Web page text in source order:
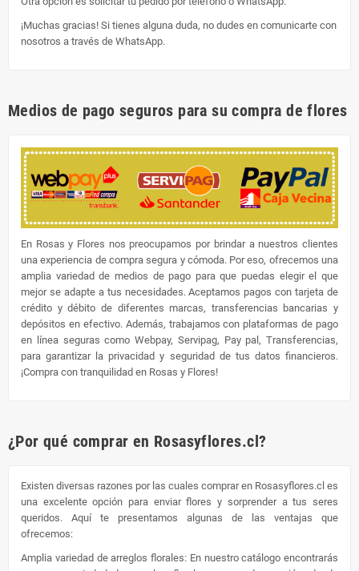
¡Muchas gracias! Si tienes alguna duda, no dudes en comunicarte con
nosotros a través de WhatsApp.
Medios de pago seguros para su compra de flores
En Rosas y Flores nos preocupamos por brindar a nuestros clientes
una experiencia de compra segura y cómoda. Por eso, ofrecemos una
amplia variedad de medios de pago para que puedas elegir el que
mejor se adapte a tus necesidades. Aceptamos pagos con tarjeta de
crédito y débito de diferentes marcas, transferencias bancarias y
depósitos en efectivo. Además, trabajamos con plataformas de pago
en línea seguras como Webpay, Servipag, Pay pal, Transferencias,
para garantizar la privacidad y seguridad de tus datos financieros.
¡Compra con tranquilidad en Rosas y Flores!
¿Por qué comprar en Rosasyflores.cl?
Existen diversas razones por las cuales comprar en Rosasyflores.cl es
una excelente opción para enviar flores y sorprender a tus seres
queridos. Aquí te presentamos algunas de las ventajas que
ofrecemos:
Amplia variedad de arreglos florales: En nuestro catálogo encontrarás